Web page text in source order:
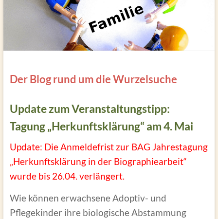
Der Blog rund um die Wurzelsuche
Update zum Veranstaltungstipp:
Tagung „Herkunftsklärung“ am 4. Mai
Update: Die Anmeldefrist zur BAG Jahrestagung
„Herkunftsklärung in der Biographiearbeit“
wurde bis 26.04. verlängert.
Wie können erwachsene Adoptiv- und
Pflegekinder ihre biologische Abstammung